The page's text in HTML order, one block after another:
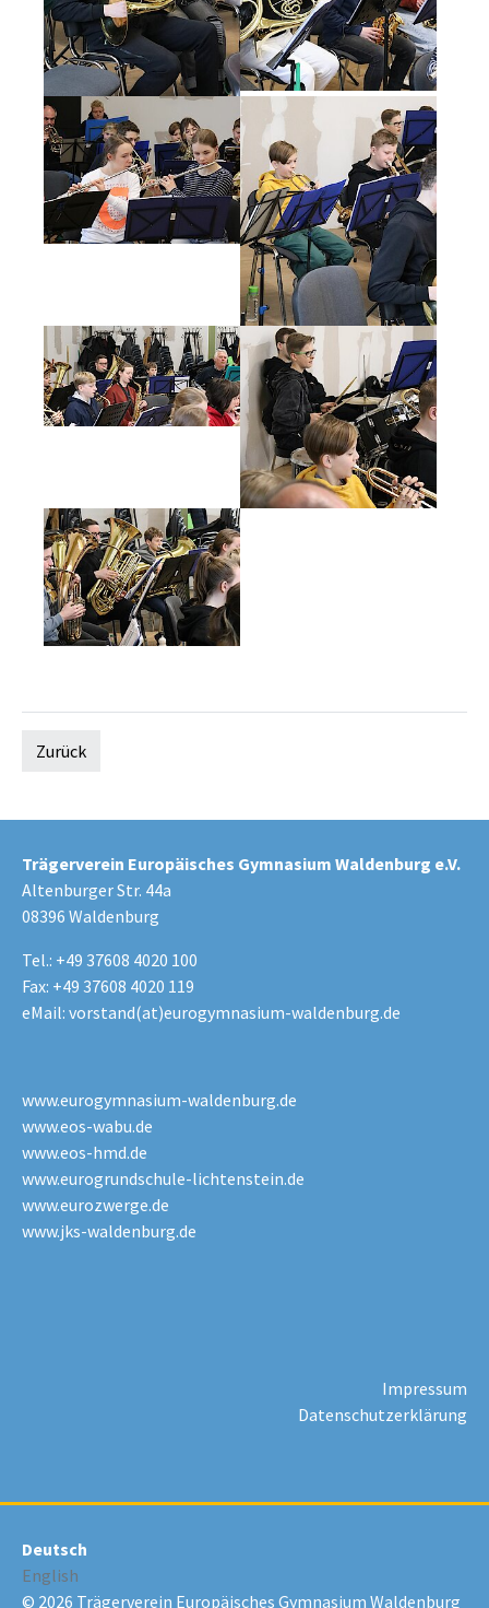
Zurück
Trägerverein Europäisches Gymnasium Waldenburg e.V.
Altenburger Str. 44a
08396 Waldenburg
Tel.: +49 37608 4020 100
Fax: +49 37608 4020 119
eMail: vorstand(at)eurogymnasium-waldenburg.de
www.eurogymnasium-waldenburg.de
www.eos-wabu.de
www.eos-hmd.de
www.eurogrundschule-lichtenstein.de
www.eurozwerge.de
www.jks-waldenburg.de
Impressum
Datenschutzerklärung
Deutsch
English
© 2026 Trägerverein Europäisches Gymnasium Waldenburg